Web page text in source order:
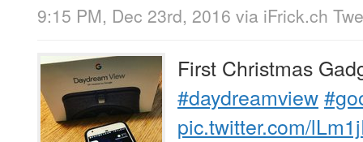
9:15 PM, Dec 23rd, 2016 via iFrick.ch
First Christmas
#daydreamview
pic.twitter.com/